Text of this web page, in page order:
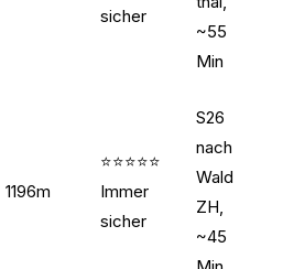
sicher
~55
Min
1196m
⭐⭐⭐⭐⭐
Immer
sicher
S26
nach
Wald
ZH,
~45